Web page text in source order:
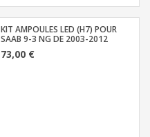
KIT AMPOULES LED (H7) POUR
SAAB 9-3 NG DE 2003-2012
73,00 €